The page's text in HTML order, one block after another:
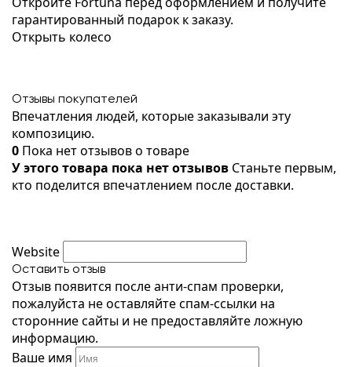
гарантированный подарок к заказу.
Открыть колесо
Отзывы покупателей
Впечатления людей, которые заказывали эту
композицию.
0 Пока нет отзывов о товаре
У этого товара пока нет отзывов Станьте первым,
кто поделится впечатлением после доставки.
Website
Оставить отзыв
Отзыв появится после анти-спам проверки,
пожалуйста не оставляйте спам-ссылки на
сторонние сайты и не предоставляйте ложную
информацию.
Ваше имя